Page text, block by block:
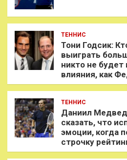
ТЕННИС
Тони Годсик:
выиграть
никто не будет
влияния, как
ТЕННИС
Даниил
сказать, что
эмоции, когда
строчку